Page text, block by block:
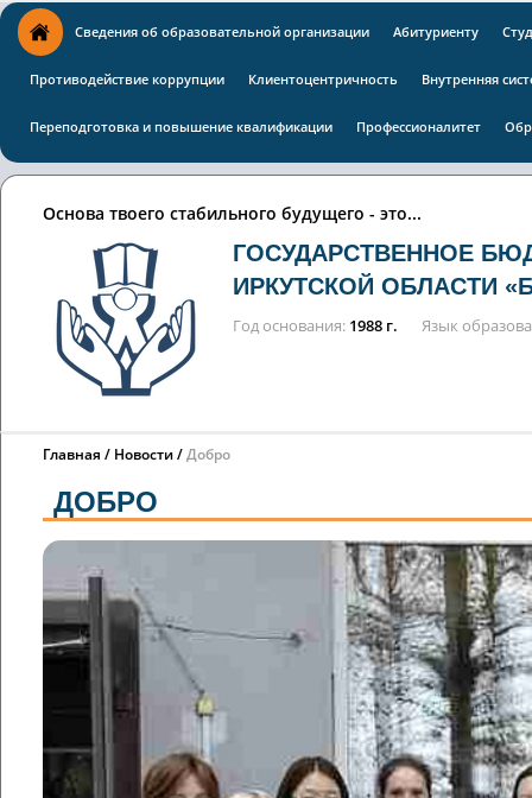
Сведения об образовательной организации Абитуриенту
Противодействие коррупции Клиентоцентричность Внутренняя
Переподготовка и повышение квалификации Профессионалитет
Основа твоего стабильного будущего - это...
ГОСУДАРСТВЕННОЕ
ИРКУТСКОЙ ОБЛАСТИ
Год основания 1988 г. Язык
Главная Новости Добро
ДОБРО